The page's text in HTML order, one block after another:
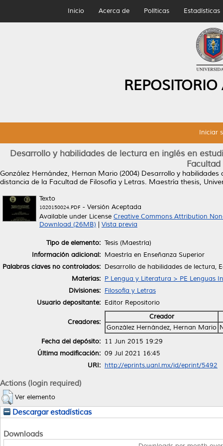
Inicio Acerca de Políticas Estadísticas
Iniciar
Desarrollo y habilidades de lectura en inglés en
González Hernández, Hernan Mario (2004) Desarrollo y habilidades
distancia de la Facultad de Filosofía y Letras. Maestría thesis,
Texto
1020150024.PDF - Versión Aceptada
Available under License Creative Commons Attribution
Download (26MB)
Vista previa
Tipo de elemento: Tesis (Maestría)
Información adicional: Maestría en Enseñanza Superior
Palabras claves no controlados: Desarrollo de habilidades de lectura,
Materias: P Lengua y Literatura > PE Lenguas
Divisiones: Filosofía y Letras
Usuario depositante: Editor Repositorio
Creadores:
Creador
González Hernández, Hernan Mario
Fecha del depósito: 11 Jun 2015 19:29
Última modificación: 09 Jul 2021 16:45
URI: http://eprints.uanl.mx/id/eprint/5492
Actions (login required)
Ver elemento
Descargar estadísticas
Downloads